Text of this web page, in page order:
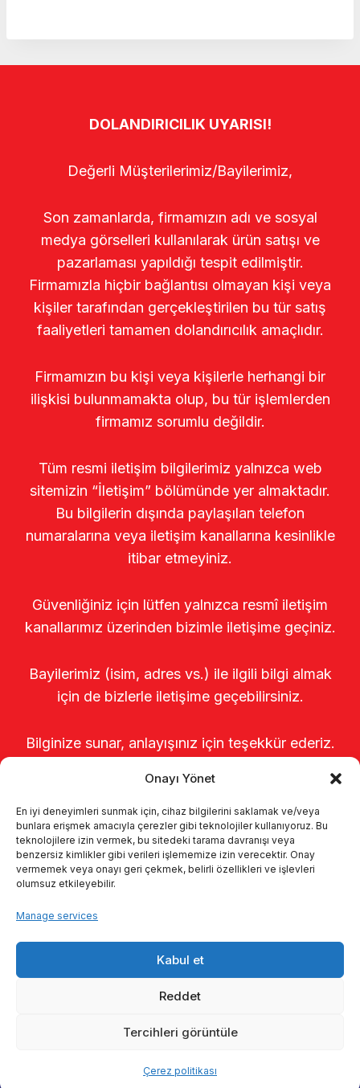
Onayı Yönet
En iyi deneyimleri sunmak için, cihaz bilgilerini saklamak ve/veya
bunlara erişmek amacıyla çerezler gibi teknolojiler kullanıyoruz. Bu
teknolojilere izin vermek, bu sitedeki tarama davranışı veya
benzersiz kimlikler gibi verileri işlememize izin verecektir. Onay
vermemek veya onayı geri çekmek, belirli özellikleri ve işlevleri
olumsuz etkileyebilir.
Manage services
Kabul et
Reddet
Tercihleri görüntüle
Çerez politikası
DOLANDIRICILIK UYARISI!
Değerli Müşterilerimiz/Bayilerimiz,
Son zamanlarda, firmamızın adı ve sosyal
medya görselleri kullanılarak ürün satışı ve
pazarlaması yapıldığı tespit edilmiştir.
Firmamızla hiçbir bağlantısı olmayan kişi veya
kişiler tarafından gerçekleştirilen bu tür satış
faaliyetleri tamamen dolandırıcılık amaçlıdır.
Firmamızın bu kişi veya kişilerle herhangi bir
ilişkisi bulunmamakta olup, bu tür işlemlerden
firmamız sorumlu değildir.
Tüm resmi iletişim bilgilerimiz yalnızca web
sitemizin “İletişim” bölümünde yer almaktadır.
Bu bilgilerin dışında paylaşılan telefon
numaralarına veya iletişim kanallarına kesinlikle
itibar etmeyiniz.
Güvenliğiniz için lütfen yalnızca resmî iletişim
kanallarımız üzerinden bizimle iletişime geçiniz.
Bayilerimiz (isim, adres vs.) ile ilgili bilgi almak
için de bizlerle iletişime geçebilirsiniz.
Bilginize sunar, anlayışınız için teşekkür ederiz.
Kalite politikamız
© 2026 Enka Tarım